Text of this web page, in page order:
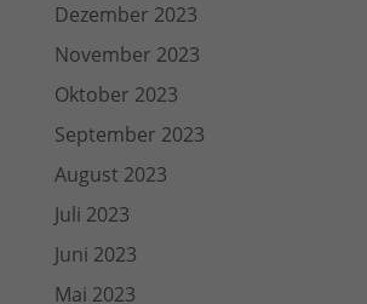
Dezember 2023
November 2023
Oktober 2023
September 2023
August 2023
Juli 2023
Juni 2023
Mai 2023